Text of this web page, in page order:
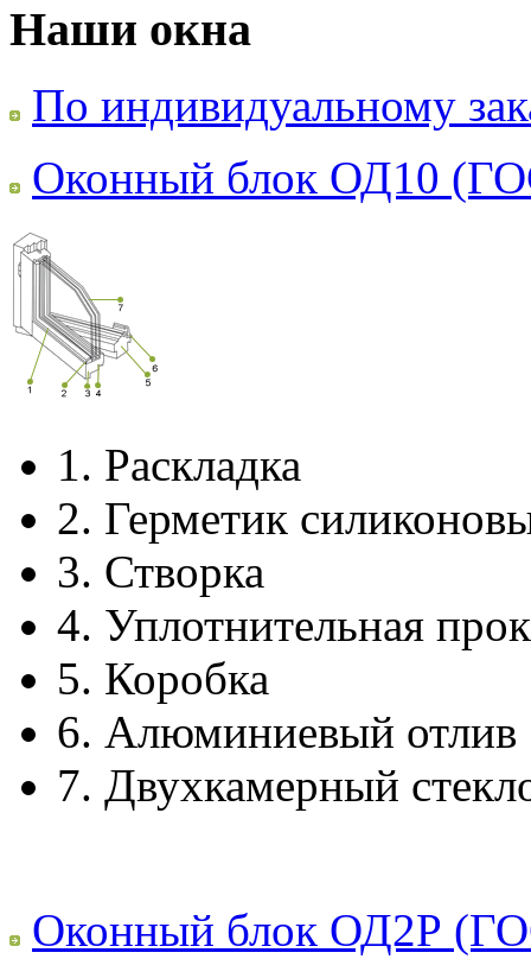
Наши окна
По индивидуальному
Оконный блок ОД10
1. Раскладка
2. Герметик
3. Створка
4. Уплотнительная
5. Коробка
6. Алюминиевый отлив
7. Двухкамерный
Оконный блок ОД2Р